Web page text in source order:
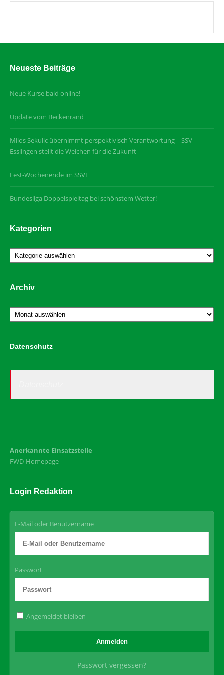
Neueste Beiträge
Neue Kurse bald online!
Update vom Beckenrand
Milos Sekulic übernimmt perspektivisch Verantwortung – SSV
Esslingen stellt die Weichen für die Zukunft
Fest-Wochenende im SSVE
Bundesliga Doppelspieltag bei schönstem Wetter!
Kategorien
Kategorien
Archiv
Archiv
Datenschutz
Anerkannte Einsatzstelle
FWD-Homepage
Login Redaktion
E-Mail oder Benutzername
Passwort
Angemeldet bleiben
Passwort vergessen?